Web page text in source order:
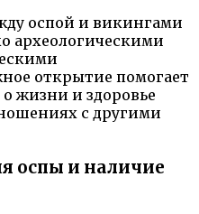
оспой и викингами
археологическими
открытие помогает
жизни и здоровье
с другими
оспы и наличие